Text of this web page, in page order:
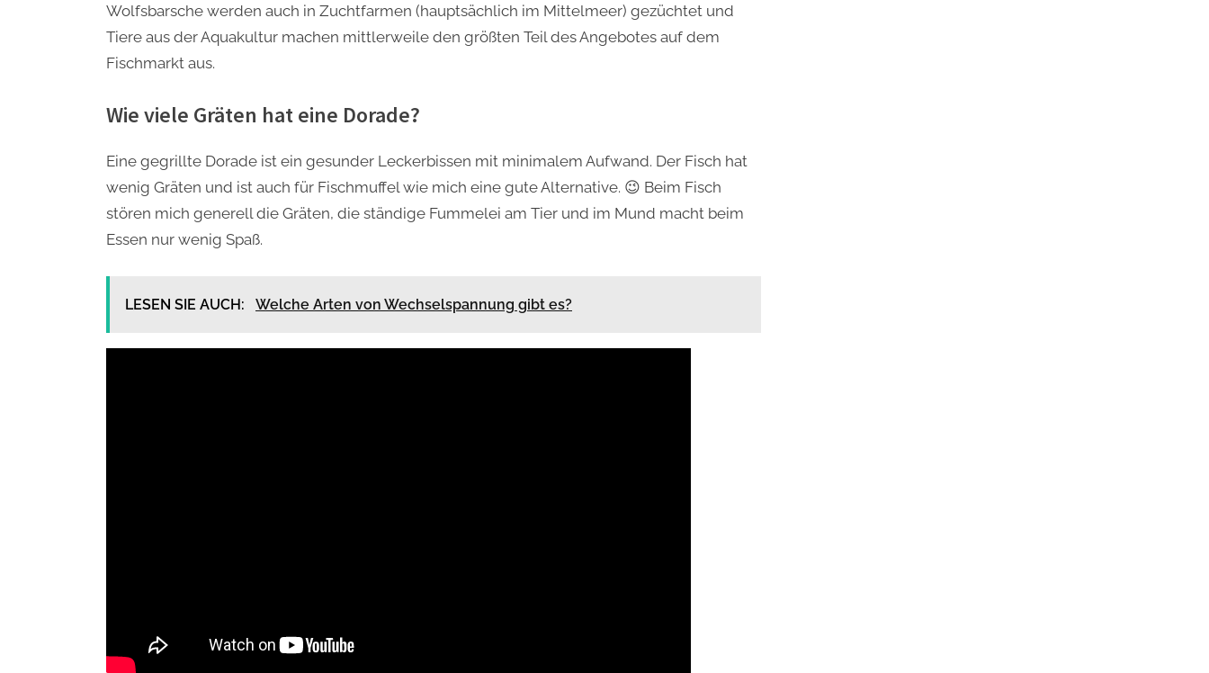
Wolfsbarsche werden auch in Zuchtfarmen (hauptsächlich im Mittelmeer) gezüchtet und
Tiere aus der Aquakultur machen mittlerweile den größten Teil des Angebotes auf dem
Fischmarkt aus.
Wie viele Gräten hat eine Dorade?
Eine gegrillte Dorade ist ein gesunder Leckerbissen mit minimalem Aufwand. Der Fisch hat
wenig Gräten und ist auch für Fischmuffel wie mich eine gute Alternative. 😉 Beim Fisch
stören mich generell die Gräten, die ständige Fummelei am Tier und im Mund macht beim
Essen nur wenig Spaß.
LESEN SIE AUCH: Welche Arten von Wechselspannung gibt es?